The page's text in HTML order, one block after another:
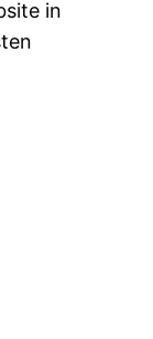
in